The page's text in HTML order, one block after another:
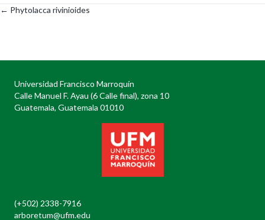
Posts
← Phytolacca rivinioides
Universidad Francisco Marroquín
Calle Manuel F. Ayau (6 Calle final), zona 10
Guatemala, Guatemala 01010
(+502) 2338-7916
arboretum@ufm.edu